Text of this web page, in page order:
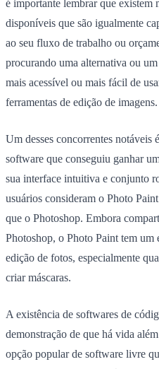
é importante lembrar que existem
disponíveis que são igualmente
ao seu fluxo de trabalho ou
procurando uma alternativa ou
mais acessível ou mais fácil de
ferramentas de edição de imagens.
Um desses concorrentes notáveis
software que conseguiu ganhar
sua interface intuitiva e conjunto
usuários consideram o Photo
que o Photoshop. Embora
Photoshop, o Photo Paint tem um
edição de fotos, especialmente
criar máscaras.
A existência de softwares de
demonstração de que há vida
opção popular de software livre